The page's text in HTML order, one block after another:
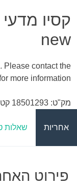
new
Please contact the
more information.
מק"ט: 18501293
אחריות שאלות
פירוט